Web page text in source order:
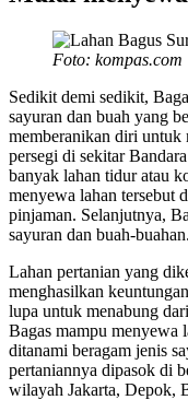
Foto: kompas.com
Sedikit demi sedikit,
sayuran dan buah yang
memberanikan diri untuk
persegi di sekitar
banyak lahan tidur atau
menyewa lahan tersebut
pinjaman. Selanjutnya,
sayuran dan buah-buahan.
Lahan pertanian yang
menghasilkan
lupa untuk menabung
Bagas mampu menyewa
ditanami beragam jenis
pertaniannya dipasok di
wilayah Jakarta, Depok,